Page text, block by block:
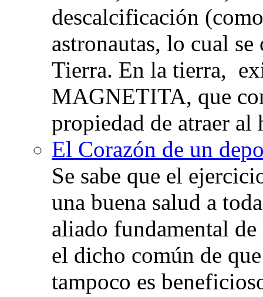
descalcificación
astronautas, lo cual
Tierra. En la tierra,
MAGNETITA, que
propiedad de atraer
El Corazón de un
Se sabe que el
una buena salud a
aliado fundamental
el dicho común de
tampoco es